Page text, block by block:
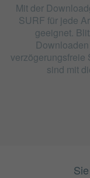
Mit der
SURF für jede
geeignet.
verzögerungsfreie
sind mit